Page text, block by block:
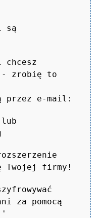
są
- zrobię to
przez e-mail:
lub
Twojej firmy!
za pomocą